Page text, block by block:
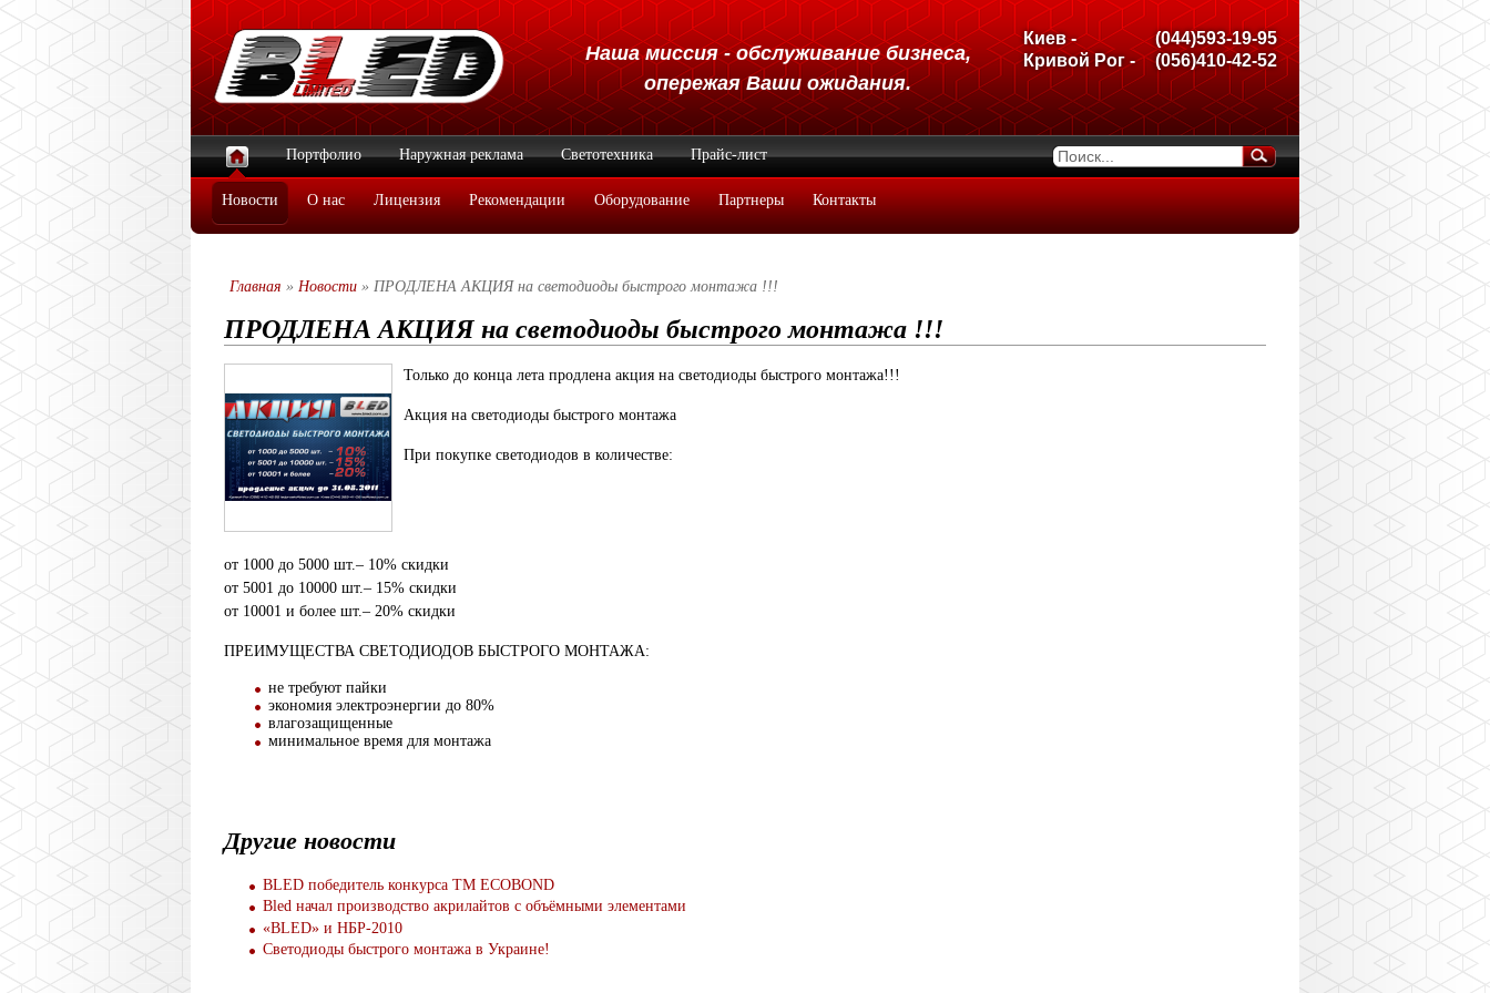
Наша миссия - обслуживание бизнеса,
опережая Ваши ожидания.
Киев -
(044)593-19-95
Кривой Рог -
(056)410-42-52
Новости О нас Лицензия Рекомендации Оборудование Партнеры Контакты
Портфолио Наружная реклама Светотехника Прайс-лист
Главная » Новости » ПРОДЛЕНА АКЦИЯ на светодиоды быстрого монтажа !!!
ПРОДЛЕНА АКЦИЯ на светодиоды быстрого монтажа !!!
Только до конца лета продлена акция на светодиоды быстрого монтажа!!!
Акция на светодиоды быстрого монтажа
При покупке светодиодов в количестве:
от 1000 до 5000 шт.– 10% скидки
от 5001 до 10000 шт.– 15% скидки
от 10001 и более шт.– 20% скидки
ПРЕИМУЩЕСТВА СВЕТОДИОДОВ БЫСТРОГО МОНТАЖА:
не требуют пайки
экономия электроэнергии до 80%
влагозащищенные
минимальное время для монтажа
Другие новости
BLED победитель конкурса ТМ ECOBOND
Bled начал производство акрилайтов с объёмными элементами
«BLED» и НБР-2010
Светодиоды быстрого монтажа в Украине!